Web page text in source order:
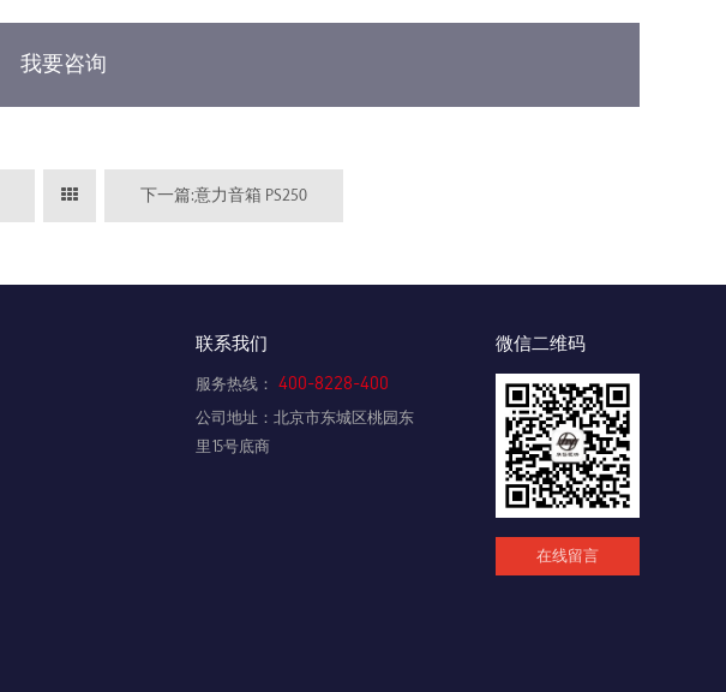
我要咨询
下一篇:意力音箱 PS250
微信二维码
在线留言
联系我们
服务热线： 400-8228-400
公司地址：北京市东城区桃园东
里15号底商